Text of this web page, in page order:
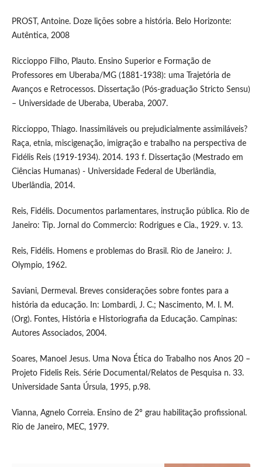
PROST, Antoine. Doze lições sobre a história. Belo Horizonte:
Autêntica, 2008
Riccioppo Filho, Plauto. Ensino Superior e Formação de
Professores em Uberaba/MG (1881-1938): uma Trajetória de
Avanços e Retrocessos. Dissertação (Pós-graduação Stricto Sensu)
– Universidade de Uberaba, Uberaba, 2007.
Riccioppo, Thiago. Inassimiláveis ou prejudicialmente assimiláveis?
Raça, etnia, miscigenação, imigração e trabalho na perspectiva de
Fidélis Reis (1919-1934). 2014. 193 f. Dissertação (Mestrado em
Ciências Humanas) - Universidade Federal de Uberlândia,
Uberlândia, 2014.
Reis, Fidélis. Documentos parlamentares, instrução pública. Rio de
Janeiro: Tip. Jornal do Commercio: Rodrigues e Cia., 1929. v. 13.
Reis, Fidélis. Homens e problemas do Brasil. Rio de Janeiro: J.
Olympio, 1962.
Saviani, Dermeval. Breves considerações sobre fontes para a
história da educação. In: Lombardi, J. C.; Nascimento, M. I. M.
(Org). Fontes, História e Historiografia da Educação. Campinas:
Autores Associados, 2004.
Soares, Manoel Jesus. Uma Nova Ética do Trabalho nos Anos 20 –
Projeto Fidelis Reis. Série Documental/Relatos de Pesquisa n. 33.
Universidade Santa Úrsula, 1995, p.98.
Vianna, Agnelo Correia. Ensino de 2º grau habilitação profissional.
Rio de Janeiro, MEC, 1979.